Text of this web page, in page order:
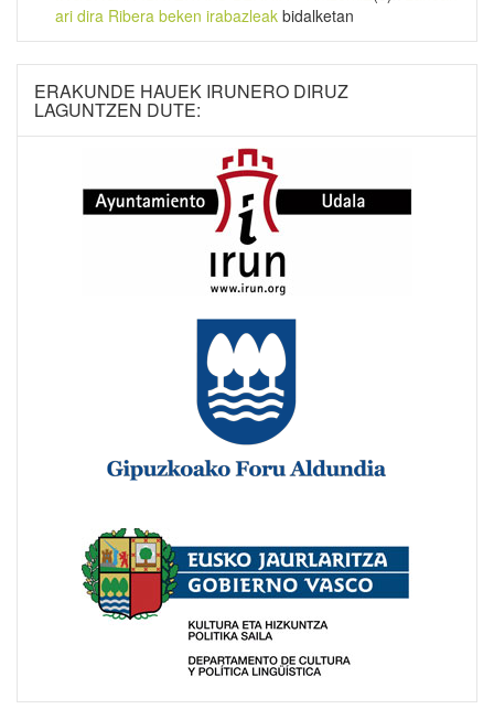
ari dira Ribera beken irabazleak bidalketan
ERAKUNDE HAUEK IRUNERO DIRUZ
LAGUNTZEN DUTE: